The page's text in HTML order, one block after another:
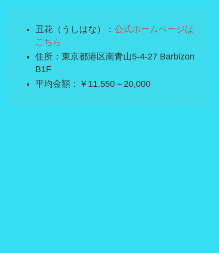
丑花（うしはな）： 公式ホームページは
こちら
住所：東京都港区南青山5-4-27 Barbizon
B1F
平均金額：￥11,550～20,000